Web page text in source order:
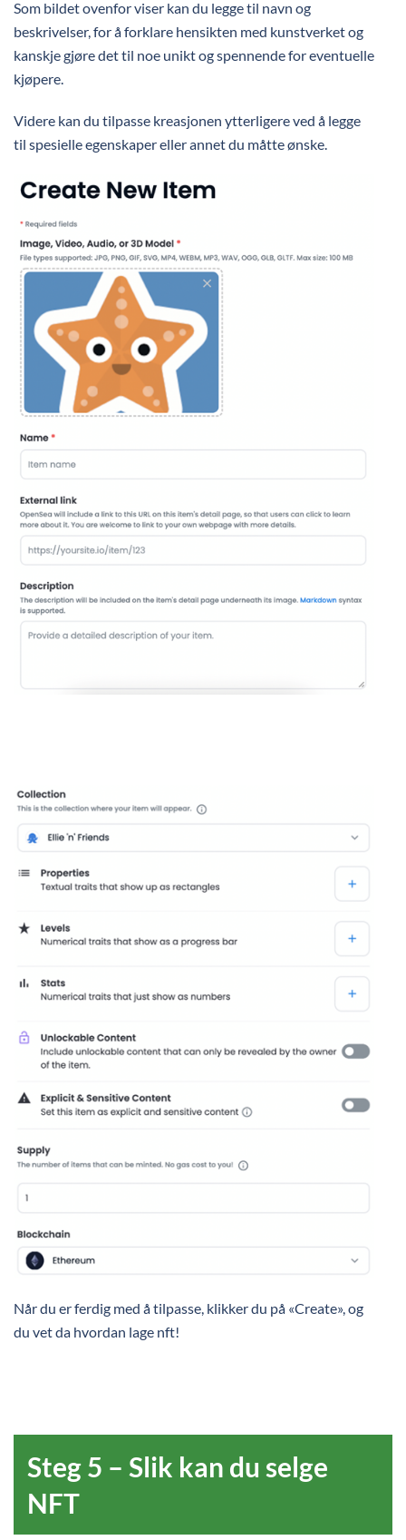
Som bildet ovenfor viser kan du legge til navn og
beskrivelser, for å forklare hensikten med kunstverket og
kanskje gjøre det til noe unikt og spennende for eventuelle
kjøpere.
Videre kan du tilpasse kreasjonen ytterligere ved å legge
til spesielle egenskaper eller annet du måtte ønske.
Når du er ferdig med å tilpasse, klikker du på «Create», og
du vet da hvordan lage nft!
Steg 5 – Slik kan du selge
NFT